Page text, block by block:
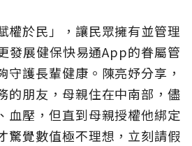
權於民」，讓民眾擁有並管理
發展健保快易通App的眷屬管
守護長輩健康。陳亮妤分享，
的朋友，母親住在中南部，儘
血壓，但直到母親授權他綁定
驚覺數值極不理想，立刻請假